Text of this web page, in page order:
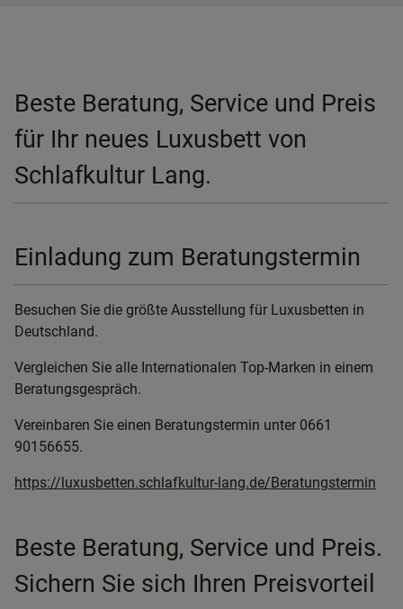
Beste Beratung, Service und Preis
für Ihr neues Luxusbett von
Schlafkultur Lang.
Einladung zum Beratungstermin
Besuchen Sie die größte Ausstellung für Luxusbetten in
Deutschland.
Vergleichen Sie alle Internationalen Top-Marken in einem
Beratungsgespräch.
Vereinbaren Sie einen Beratungstermin unter 0661
90156655.
https://luxusbetten.schlafkultur-lang.de/Beratungstermin
Beste Beratung, Service und Preis.
Sichern Sie sich Ihren Preisvorteil